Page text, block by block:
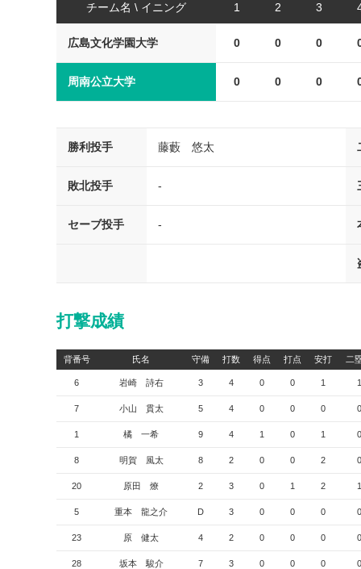
チーム名 \ イニング 1 2 3
広島文化学園大学 0 0 0
周南公立大学 0 0 0
勝利投手 藤藪 悠太
敗北投手 -
セーブ投手 -
打撃成績
背番号 氏名 守備 打数 得点 打点 安打 二
6 岩崎 詩右 3 4 0 0 1 1
7 小山 貫太 5 4 0 0 0 0
1 橘 一希 9 4 1 0 1 0
8 明賀 風太 8 2 0 0 2 0
20 原田 燎 2 3 0 1 2 1
5 重本 龍之介 D 3 0 0 0 0
23 原 健太 4 2 0 0 0 0
28 坂本 駿介 7 3 0 0 0 0